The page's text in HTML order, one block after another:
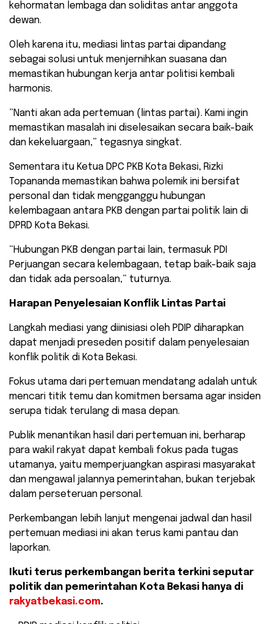
kehormatan lembaga dan soliditas antar anggota
dewan.
Oleh karena itu, mediasi lintas partai dipandang
sebagai solusi untuk menjernihkan suasana dan
memastikan hubungan kerja antar politisi kembali
harmonis.
​”Nanti akan ada pertemuan (lintas partai). Kami ingin
memastikan masalah ini diselesaikan secara baik-baik
dan kekeluargaan,” tegasnya singkat.
Sementara itu Ketua DPC PKB Kota Bekasi, Rizki
Topananda memastikan bahwa polemik ini bersifat
personal dan tidak mengganggu hubungan
kelembagaan antara PKB dengan partai politik lain di
DPRD Kota Bekasi.
“Hubungan PKB dengan partai lain, termasuk PDI
Perjuangan secara kelembagaan, tetap baik-baik saja
dan tidak ada persoalan,” tuturnya.
Harapan Penyelesaian Konflik Lintas Partai
Langkah mediasi yang diinisiasi oleh PDIP diharapkan
dapat menjadi preseden positif dalam penyelesaian
konflik politik di Kota Bekasi.
Fokus utama dari pertemuan mendatang adalah untuk
mencari titik temu dan komitmen bersama agar insiden
serupa tidak terulang di masa depan.
​Publik menantikan hasil dari pertemuan ini, berharap
para wakil rakyat dapat kembali fokus pada tugas
utamanya, yaitu memperjuangkan aspirasi masyarakat
dan mengawal jalannya pemerintahan, bukan terjebak
dalam perseteruan personal.
Perkembangan lebih lanjut mengenai jadwal dan hasil
pertemuan mediasi ini akan terus kami pantau dan
laporkan.
Ikuti terus perkembangan berita terkini seputar
politik dan pemerintahan Kota Bekasi hanya di
rakyatbekasi.com.